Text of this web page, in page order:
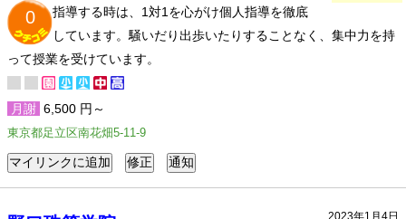
0
指導する時は、1対1を心がけ個人指導を徹底
しています。騒いだり出歩いたりすることなく、集中力を持
って授業を受けています。
月謝 6,500 円～
東京都足立区南花畑5-11-9
2023年1月4日